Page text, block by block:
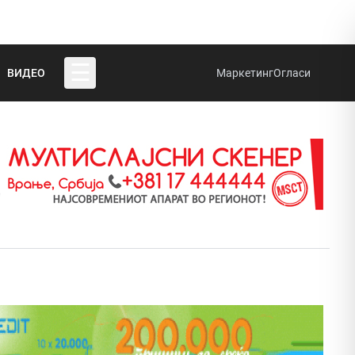
ВИДЕО МаркетингОгласи